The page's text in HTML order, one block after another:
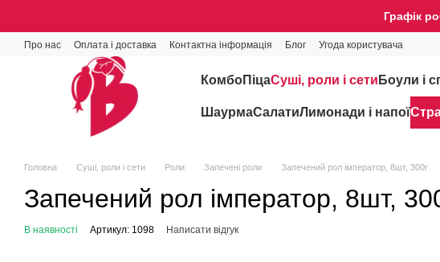
Графік
Про нас Оплата і доставка Контактна інформація Блог Угода користувача
КомбоПіцаCуші, роли і сети Боули і
ШаурмаСалатиЛимонади і напої
Головна Cуші, роли і сети Роли Запечені роли Запечений рол імператор, 8шт, 300г
Запечений рол імператор, 8шт,
В наявності Артикул: 1098 Написати відгук